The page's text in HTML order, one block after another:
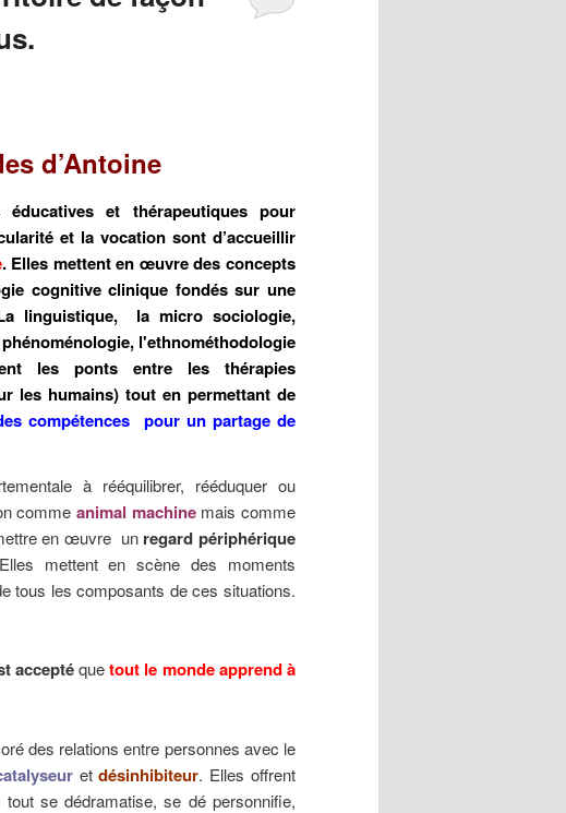
d’Antoine
et thérapeutiques pour
et la vocation sont d’accueillir
. Elles mettent en œuvre des concepts
cognitive clinique fondés sur une
linguistique, la micro sociologie,
l'ethnométhodologie
les ponts entre les thérapies
les humains) tout en permettant de
compétences pour un partage de
à rééquilibrer, rééduquer ou
comme animal machinemais comme
en œuvre un regard périphérique
mettent en scène des moments
tous les composants de ces situations.
acceptéquetout le monde apprend à
des relations entre personnes avec le
etdésinhibiteur. Elles offrent
se dédramatise, se dé personnifie,